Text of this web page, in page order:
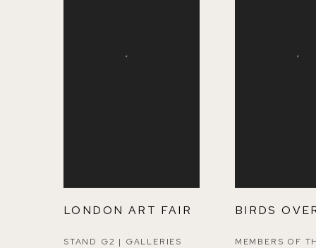
LONDON ART FAIR
STAND G2 | GALLERIES
BIRDS
MEMBERS OF